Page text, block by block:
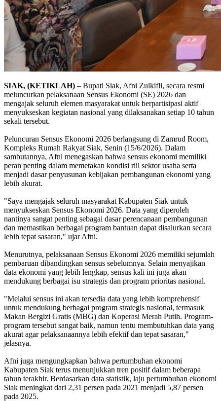
SIAK, (KETIKLAH) – Bupati Siak, Afni Zulkifli, secara resmi
meluncurkan pelaksanaan Sensus Ekonomi (SE) 2026 dan
mengajak seluruh elemen masyarakat untuk berpartisipasi aktif
menyukseskan kegiatan nasional yang dilaksanakan setiap 10 tahun
sekali tersebut.
Peluncuran Sensus Ekonomi 2026 berlangsung di Zamrud Room,
Kompleks Rumah Rakyat Siak, Senin (15/6/2026). Dalam
sambutannya, Afni menegaskan bahwa sensus ekonomi memiliki
peran penting dalam memetakan kondisi riil sektor usaha serta
menjadi dasar penyusunan kebijakan pembangunan ekonomi yang
lebih akurat.
"Saya mengajak seluruh masyarakat Kabupaten Siak untuk
menyukseskan Sensus Ekonomi 2026. Data yang diperoleh
nantinya sangat penting sebagai dasar perencanaan pembangunan
dan memastikan berbagai program bantuan dapat disalurkan secara
lebih tepat sasaran," ujar Afni.
Menurutnya, pelaksanaan Sensus Ekonomi 2026 memiliki sejumlah
pembaruan dibandingkan sensus sebelumnya. Selain menyajikan
data ekonomi yang lebih lengkap, sensus kali ini juga akan
mendukung berbagai isu strategis dan program prioritas nasional.
"Melalui sensus ini akan tersedia data yang lebih komprehensif
untuk mendukung berbagai program strategis nasional, termasuk
Makan Bergizi Gratis (MBG) dan Koperasi Merah Putih. Program-
program tersebut sangat baik, namun tentu membutuhkan data yang
akurat agar pelaksanaannya lebih efektif dan tepat sasaran,"
jelasnya.
Afni juga mengungkapkan bahwa pertumbuhan ekonomi
Kabupaten Siak terus menunjukkan tren positif dalam beberapa
tahun terakhir. Berdasarkan data statistik, laju pertumbuhan ekonomi
Siak meningkat dari 2,31 persen pada 2021 menjadi 5,87 persen
pada 2025.